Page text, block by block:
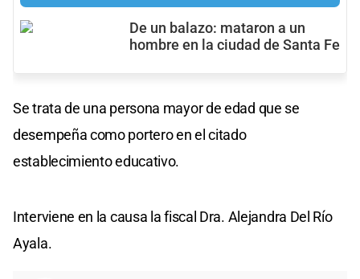
De un balazo: mataron a un
hombre en la ciudad de Santa Fe
Se trata de una persona mayor de edad que se
desempeña como portero en el citado
establecimiento educativo.
Interviene en la causa la fiscal Dra. Alejandra Del Río
Ayala.